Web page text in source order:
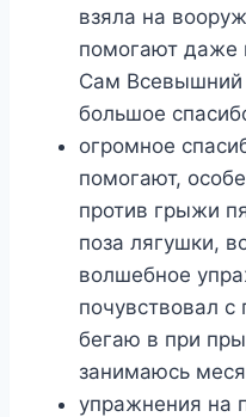
взяла на
помогают даже
Сам Всевышний
большое
огромное
помогают,
против грыжи
поза лягушки,
волшебное
почувствовал
бегаю в при
занимаюсь
упражнения на